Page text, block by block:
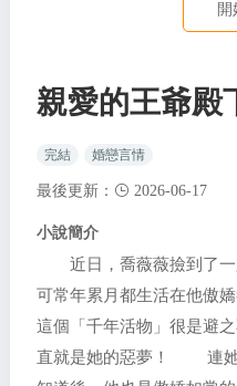
開
親愛的王爺殿
完結 婚戀言情
最後更新： 2026-06-17
小說簡介
近日，喬薇薇撿到了
可常年累月都生活在他傲
這個「千年活物」很是
直就是她的惡夢！ 連她